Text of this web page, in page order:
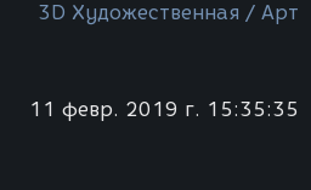
3D Художественная / Арт
11 февр. 2019 г. 15:35:35